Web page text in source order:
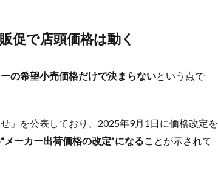
で店頭価格は動く
の希望小売価格だけで決まらないという点で
」を公表しており、2025年9月1日に価格改定を
ーカー出荷価格の改定”になる ことが示されて